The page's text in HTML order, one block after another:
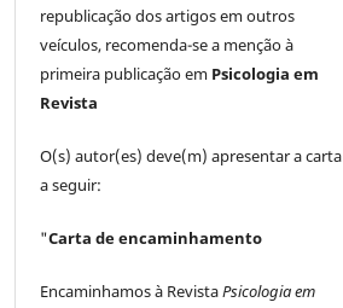
republicação dos artigos em outros
veículos, recomenda-se a menção à
primeira publicação em Psicologia em
Revista
O(s) autor(es) deve(m) apresentar a carta
a seguir:
"Carta de encaminhamento
Encaminhamos à RevistaPsicologia em